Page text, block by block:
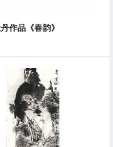
作品《春韵》